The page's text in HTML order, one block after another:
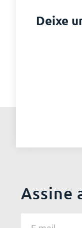
Deixe
Assine